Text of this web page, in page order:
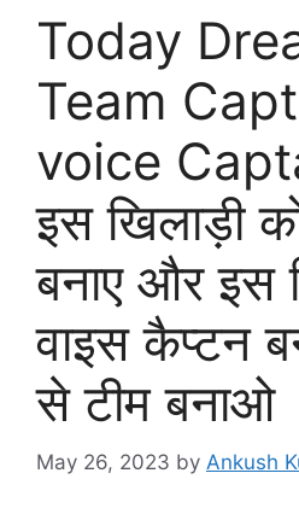
Today
Team
voice
इस खिलाड़ी
बनाए और इस
वाइस कैप्टन
से टीम बनाओ
May 26, 2023 by Ankush